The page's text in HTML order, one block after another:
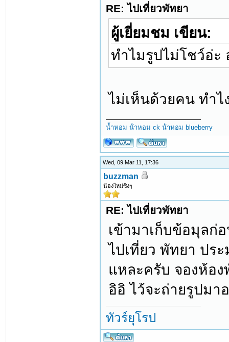
RE: ไปเที่ยวพัทยา
ผู้เยี่ยมชม เขียน:
ทำไมรูปไม่โชว์อ่ะ
ไม่เห็นด้วยคน ทำ
น้ำหอม น้ําหอม ck น้ําหอม blueberry
Wed, 09 Mar 11, 17:36
buzzman
น้องใหม่ซิงๆ
RE: ไปเที่ยวพัทยา
เข้ามาเก็บข้อมุลก่
ไปเที่ยว พัทยา ปร
แหละครับ จองห้อง
อิอิ ไว้จะถ่ายรูปมา
ทัวร์ยุโรป